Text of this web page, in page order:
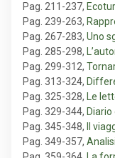
Pag. 211-237,
Pag. 239-263,
Pag. 267-283, Uno
Pag. 285-298,
Pag. 299-312,
Pag. 313-324,
Pag. 325-328,
Le
Pag. 329-344, Diario
Pag. 345-348,
Il
Pag. 349-357,